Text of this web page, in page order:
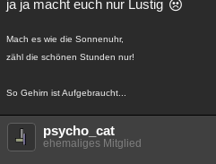
ja ja macht euch nur Lustig
Mach es wie die Sonnenuhr,
zähl die schönen Stunden nur!
So Gehirn ist Aufgebraucht...
psycho_cat
ehemaliges Mitglied